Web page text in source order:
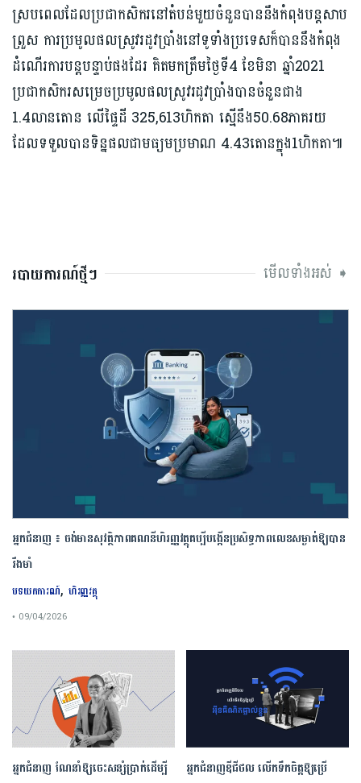
ស្របពេលដែលប្រជាកសិករនៅតំបន់មួយចំនួនបាននឹងកំពុងបន្តសាប
ព្រួស ការប្រមូលផលស្រូវរដូវប្រាំងនៅទូទាំងប្រទេសក៏បាននឹងកំពុង
ដំណើរការបន្តបន្ទាប់ផងដែរ គិតមកត្រឹមថ្ងៃទី4 ខែមិនា ឆ្នាំ2021
ប្រជាកសិករសម្រេចប្រមូលផលស្រូវរដូវប្រាំងបានចំនួនជាង
1.4លានតោន លើផ្ទៃដី 325,613ហិកតា ស្មើនឹង50.68ភាគរយ
ដែលទទួលបានទិន្នផលជាមធ្យមប្រមាណ 4.43តោនក្នុង1ហិកតា៕
របាយការណ៍ថ្មីៗ មើលទាំងអស់ ➧
អ្នកជំនាញ ៖ ចង់មានសុវត្ថិភាពគណនីហិរញ្ញវត្ថុគប្បីបង្កើនប្រសិទ្ធភាពលេខសម្ងាត់ឱ្យបាន
រឹងមាំ
បទយកការណ៍, ហិរញ្ញវត្ថុ
• 09/04/2026
អ្នកជំនាញឌីជីថល លើកទឹកចិត្តឱ្យប្រើ
អ្នកជំនាញ ណែនាំឱ្យចេះសន្សំប្រាក់ដើម្បី